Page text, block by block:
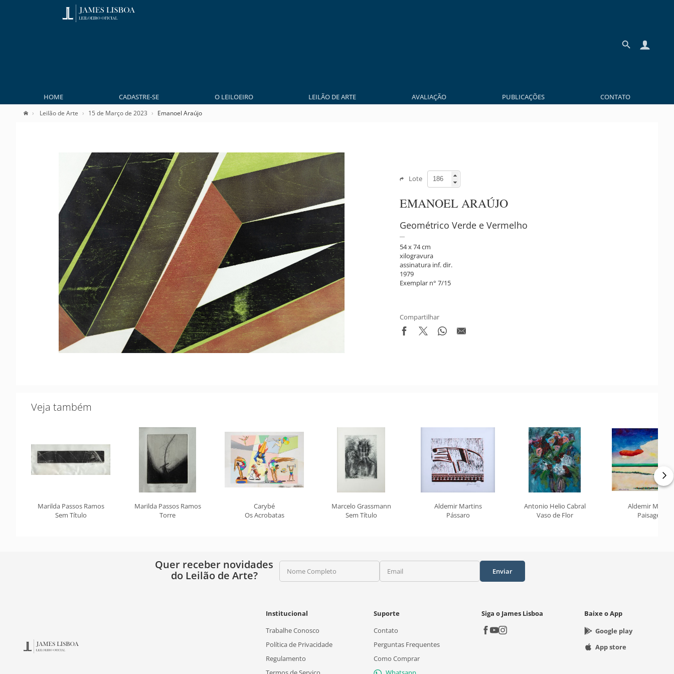
HOME CADASTRE-SE O LEILOEIRO LEILÃO DE ARTE AVALIAÇÃO PUBLICAÇÕES CONTATO
Leilão de Arte 15 de Março de 2023 Emanoel Araújo
Lote
EMANOEL ARAÚJO
Geométrico Verde e Vermelho
54 x 74 cm
xilogravura
assinatura inf. dir.
1979
Exemplar n° 7/15
Compartilhar
Veja também
Marilda Passos Ramos
Sem Título
Marilda Passos Ramos
Torre
Carybé
Os Acrobatas
Marcelo Grassmann
Sem Título
Aldemir Martins
Pássaro
Antonio Helio Cabral
Vaso de Flor
Aldemir
Paisagem
Quer receber novidades
do Leilão de Arte?
Nome Completo Email Enviar
Institucional
Trabalhe Conosco
Política de Privacidade
Regulamento
Suporte
Contato
Perguntas Frequentes
Como Comprar
Siga o James Lisboa
Baixe o App
Google play
App store